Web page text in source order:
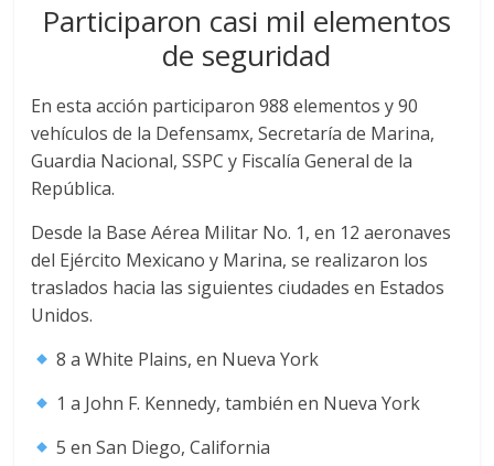
Participaron casi mil elementos
de seguridad
En esta acción participaron 988 elementos y 90
vehículos de la Defensamx, Secretaría de Marina,
Guardia Nacional, SSPC y Fiscalía General de la
República.
Desde la Base Aérea Militar No. 1, en 12 aeronaves
del Ejército Mexicano y Marina, se realizaron los
traslados hacia las siguientes ciudades en Estados
Unidos.
8 a White Plains, en Nueva York
1 a John F. Kennedy, también en Nueva York
5 en San Diego, California